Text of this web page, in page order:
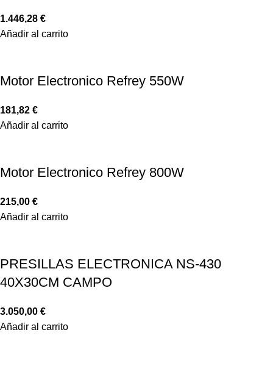
1.446,28 €
Añadir al carrito
Motor Electronico Refrey 550W
181,82 €
Añadir al carrito
Motor Electronico Refrey 800W
215,00 €
Añadir al carrito
PRESILLAS ELECTRONICA NS-430
40X30CM CAMPO
3.050,00 €
Añadir al carrito